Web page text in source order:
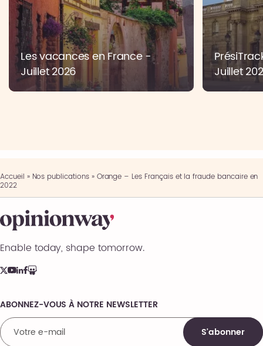
Les vacances en France -
Juillet 2026
Juillet
Accueil » Nos publications» Orange – Les Français et la fraude bancaire en
2022
Enable today, shape tomorrow.
Comments
ABONNEZ-VOUS À NOTRE NEWSLETTER
S'abonner